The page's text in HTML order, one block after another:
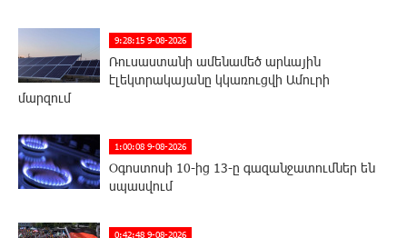
9:28:15 9-08-2026
Ռուսաստանի ամենամեծ արևային
էլեկտրակայանը կկառուցվի Ամուրի
մարզում
1:00:08 9-08-2026
Օգոստոսի 10-ից 13-ը գազանջատումներ են
սպասվում
0:42:48 9-08-2026